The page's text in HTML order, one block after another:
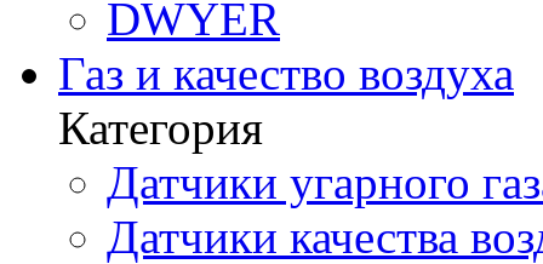
DWYER
Газ и качество воздуха
Категория
Датчики угарного
Датчики качества